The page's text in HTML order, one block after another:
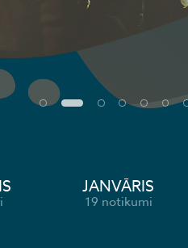
JANVĀRIS
19 notikumi